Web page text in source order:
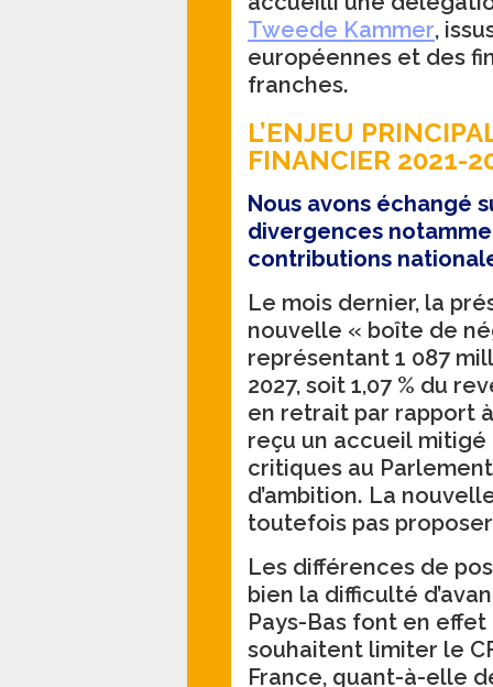
Tweede Kammer,
européennes et des
franches.
L’ENJEU
FINANCIER 2021-
Nous avons échangé
divergences
contributions
Le mois dernier, la
nouvelle « boîte de
représentant 1 087
2027, soit 1,07 % du
en retrait par rapport
reçu un accueil mitigé
critiques au
d’ambition. La
toutefois pas
Les différences de
bien la difficulté
Pays-Bas font en
souhaitent limiter le
France, quant-à-elle